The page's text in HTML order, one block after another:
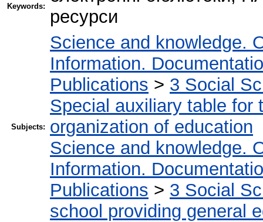
Keywords:
ресурси
Subjects:
Science and knowledge.
Information.
Publications > 3 Social
Special auxiliary table for
organization of education
Science and knowledge.
Information.
Publications > 3 Social
school providing general